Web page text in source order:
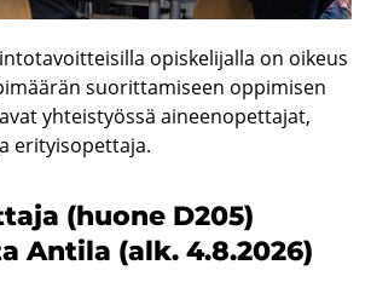
opis­ke­li­jal­la on oi­keus
suo­rit­ta­mi­seen op­pi­mi­sen
yh­teis­työs­sä ai­neen­opet­ta­jat,
eri­tyi­so­pet­ta­ja.
(huone D205)
An­ti­la (alk. 4.8.2026)